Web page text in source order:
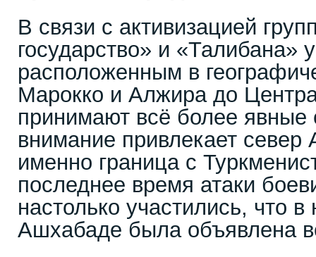
В связи с активизацией
государство» и «Талибана»
расположенным в
Марокко и Алжира до
принимают всё более явные
внимание привлекает север
именно граница с
последнее время атаки
настолько участились, что в
Ашхабаде была объявлена